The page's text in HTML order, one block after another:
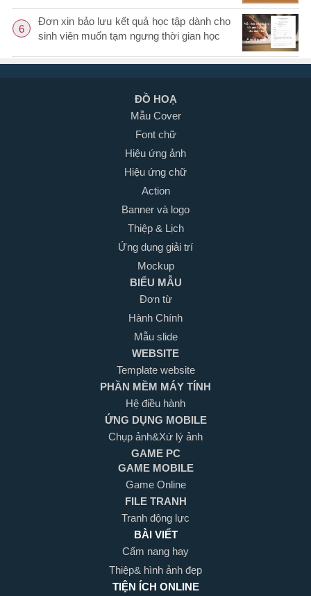
6
Đơn xin bảo lưu kết quả học tập dành cho
sinh viên muốn tạm ngưng thời gian học
ĐỒ HOẠ
Mẫu Cover
Font chữ
Hiệu ứng ảnh
Hiệu ứng chữ
Action
Banner và logo
Thiệp & Lịch
Ứng dụng giải trí
Mockup
BIỂU MẪU
Đơn từ
Hành Chính
Mẫu slide
WEBSITE
Template website
PHẦN MỀM MÁY TÍNH
Hệ điều hành
ỨNG DỤNG MOBILE
Chụp ảnh&Xứ lý ảnh
GAME PC
GAME MOBILE
Game Online
FILE TRANH
Tranh động lực
BÀI VIẾT
Cẩm nang hay
Thiệp& hình ảnh đẹp
TIỆN ÍCH ONLINE